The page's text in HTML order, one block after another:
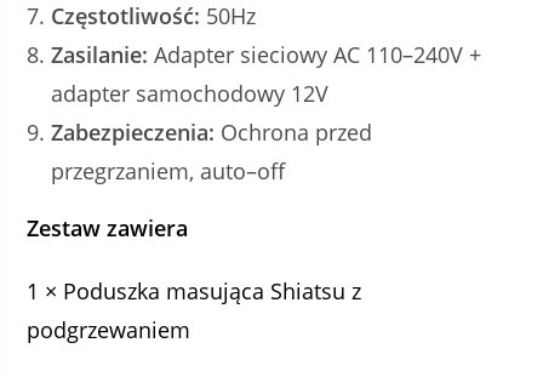
Częstotliwość: 50Hz
Zasilanie: Adapter sieciowy AC 110–240V +
adapter samochodowy 12V
Zabezpieczenia: Ochrona przed
przegrzaniem, auto–off
Zestaw zawiera
1 × Poduszka masująca Shiatsu z
podgrzewaniem